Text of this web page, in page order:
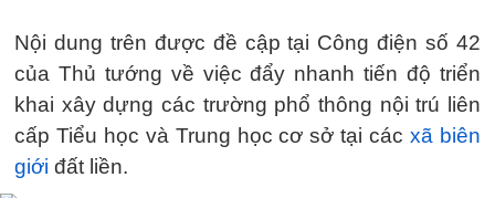
Nội dung trên được đề cập tại Công điện số 42
của Thủ tướng về việc đẩy nhanh tiến độ triển
khai xây dựng các trường phổ thông nội trú liên
cấp Tiểu học và Trung học cơ sở tại cácxã biên
giới đất liền.